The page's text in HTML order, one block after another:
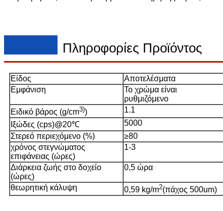
Πληροφορίες Προϊόντος
Είδος
Αποτελέσματα
Εμφάνιση
Το χρώμα είναι
ρυθμιζόμενο
Ειδικό βάρος (g/cm3))
1.1
Ιξώδες (cps)@20℃
5000
Στερεό περιεχόμενο (%)
≥80
χρόνος στεγνώματος
επιφάνειας (ώρες)
1-3
Διάρκεια ζωής στο δοχείο
(ώρες)
0,5 ώρα
θεωρητική κάλυψη 0,59 kg/m2(πάχος 500um)